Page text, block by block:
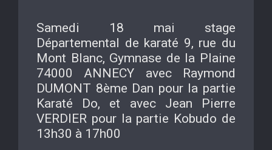
Samedi 18 mai stage
Départemental de karaté 9, rue du
Mont Blanc, Gymnase de la Plaine
74000 ANNECY avec Raymond
DUMONT 8ème Dan pour la partie
Karaté Do, et avec Jean Pierre
VERDIER pour la partie Kobudo de
13h30 à 17h00